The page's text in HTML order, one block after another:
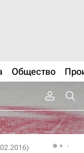
Общество